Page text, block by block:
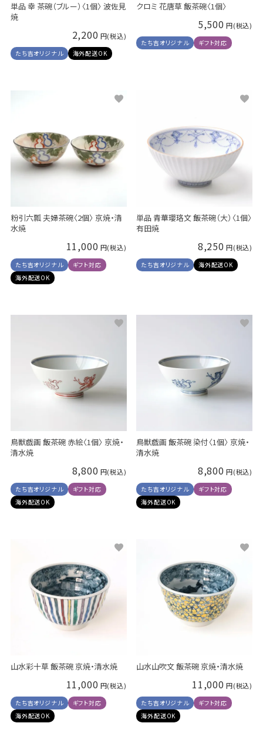
単品 幸 茶碗（ブルー）〈1個〉 波佐見
焼
2,200
たち吉オリジナル 海外配送OK
クロミ 花唐草 飯茶碗〈1個〉
5,500
たち吉オリジナル ギフト対応
粉引六瓢 夫婦茶碗〈2個〉 京焼・清
水焼
11,000
たち吉オリジナル
ギフト対応
海外配送OK
単品 青華瓔珞文 飯茶碗（大）〈1個〉
有田焼
8,250
たち吉オリジナル 海外配送OK
鳥獣戯画 飯茶碗 赤絵〈1個〉 京焼・
清水焼
8,800
たち吉オリジナル
ギフト対応
海外配送OK
鳥獣戯画 飯茶碗 染付〈1個〉 京焼・
清水焼
8,800
たち吉オリジナル
ギフト対応
海外配送OK
山水彩十草 飯茶碗 京焼・清水焼
11,000
たち吉オリジナル
ギフト対応
海外配送OK
山水山吹文 飯茶碗 京焼・清水焼
11,000
たち吉オリジナル
ギフト対応
海外配送OK